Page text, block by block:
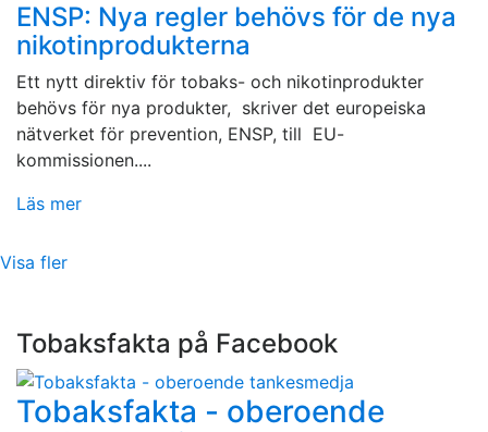
ENSP: Nya regler behövs för de nya
nikotinprodukterna
Ett nytt direktiv för tobaks- och nikotinprodukter
behövs för nya produkter, skriver det europeiska
nätverket för prevention, ENSP, till EU-
kommissionen....
Läs mer
Visa fler
Tobaksfakta på Facebook
Tobaksfakta - oberoende